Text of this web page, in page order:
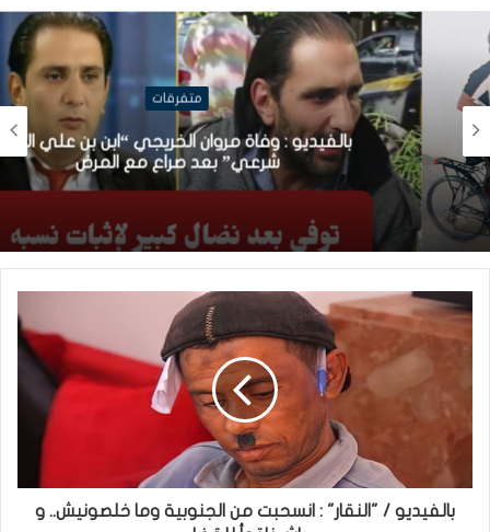
متفرقات
بالفيديو : وفاة مروان الخريجي “ابن بن علي الغير
شرعي” بعد صراع مع المرض
بالفيديو / "النقار" : انسحبت من الجنوبية وما خلصونيش.. و